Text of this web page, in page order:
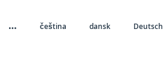
čeština dansk Deutsch
…